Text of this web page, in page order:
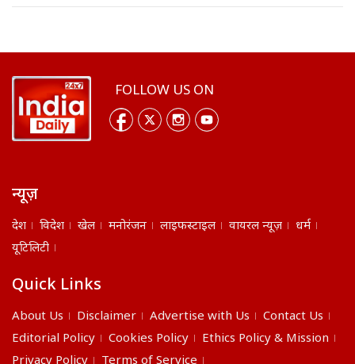
FOLLOW US ON
न्यूज़
देश विदेश खेल मनोरंजन लाइफस्टाइल वायरल न्यूज़
धर्म
यूटिलिटी
Quick Links
About Us Disclaimer Advertise with Us
Contact Us
Editorial Policy
Cookies Policy
Ethics Policy & Mission